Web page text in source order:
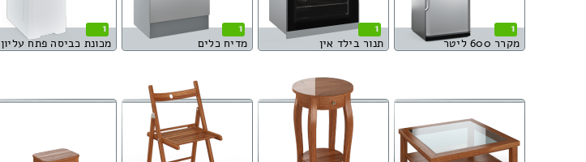
1
מקרר 600 ליטר
1
תנור בילד אין
1
מדיח כלים
1
מכונת כביסה פתח עליון